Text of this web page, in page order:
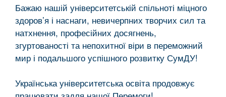
Бажаю нашій університетській спільноті міцного
здоров’я і наснаги, невичерпних творчих сил та
натхнення, професійних досягнень,
згуртованості та непохитної віри в переможний
мир і подальшого успішного розвитку СумДУ!
Українська університетська освіта продовжує